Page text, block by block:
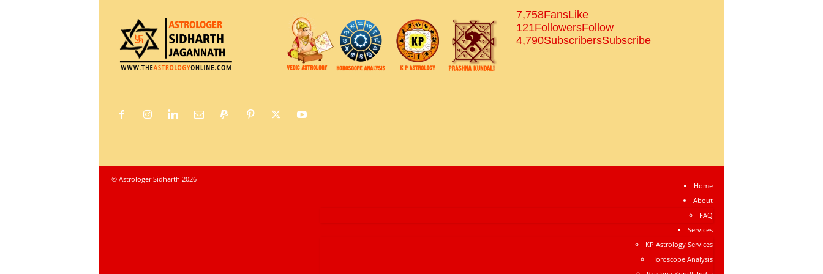
7,758FansLike
121FollowersFollow
4,790SubscribersSubscribe
Home
About
FAQ
Services
KP Astrology Services
Horoscope Analysis
© Astrologer Sidharth 2026